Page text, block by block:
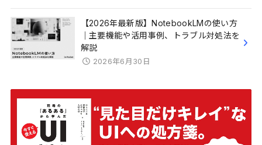
【2026年最新版】NotebookLMの使い方
｜主要機能や活用事例、トラブル対処法を
解説
2026年6月30日